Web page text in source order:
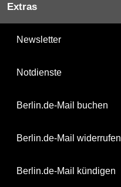
Extras
Newsletter
Notdienste
Berlin.de-Mail buchen
Berlin.de-Mail widerrufen
Berlin.de-Mail kündigen